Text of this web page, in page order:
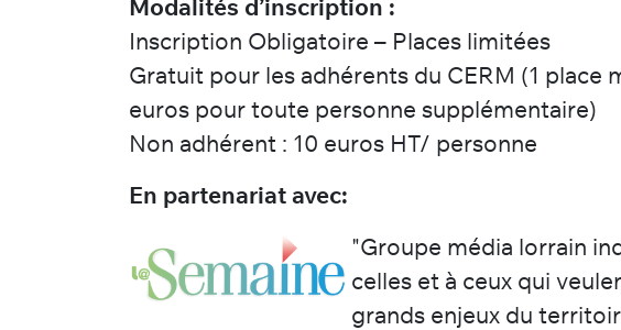
Modalités d’inscription :
Inscription Obligatoire – Places limitées
Gratuit pour les adhérents du CERM (1 place
euros pour toute personne supplémentaire)
Non adhérent : 10 euros HT/ personne
En partenariat avec:
"Groupe média lorrain
celles et à ceux qui
grands enjeux du